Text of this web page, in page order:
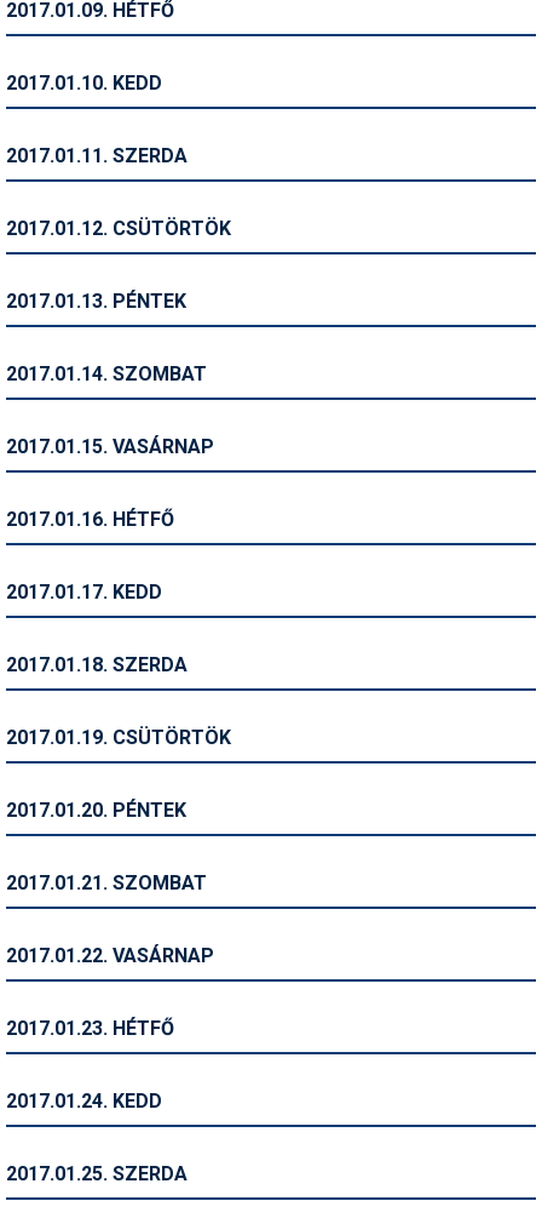
Síbérletárak
Sífelszerelés
Símánia
Síszerviz
Snowboard
Szakértők
Telemark
Történelem
2017.01.09. HÉTFŐ
2017.01.10. KEDD
2017.01.11. SZERDA
2017.01.12. CSÜTÖRTÖK
2017.01.13. PÉNTEK
2017.01.14. SZOMBAT
2017.01.15. VASÁRNAP
2017.01.16. HÉTFŐ
2017.01.17. KEDD
2017.01.18. SZERDA
2017.01.19. CSÜTÖRTÖK
2017.01.20. PÉNTEK
2017.01.21. SZOMBAT
2017.01.22. VASÁRNAP
2017.01.23. HÉTFŐ
2017.01.24. KEDD
2017.01.25. SZERDA